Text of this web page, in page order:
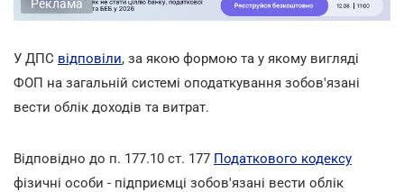
Реклама
У ДПС відповіли, за якою формою та у якому вигляді
ФОП на загальній системі оподаткування зобов'язані
вести облік доходів та витрат.
Відповідно до п. 177.10 ст. 177 Податкового кодексу
фізичні особи - підприємці зобов'язані вести облік